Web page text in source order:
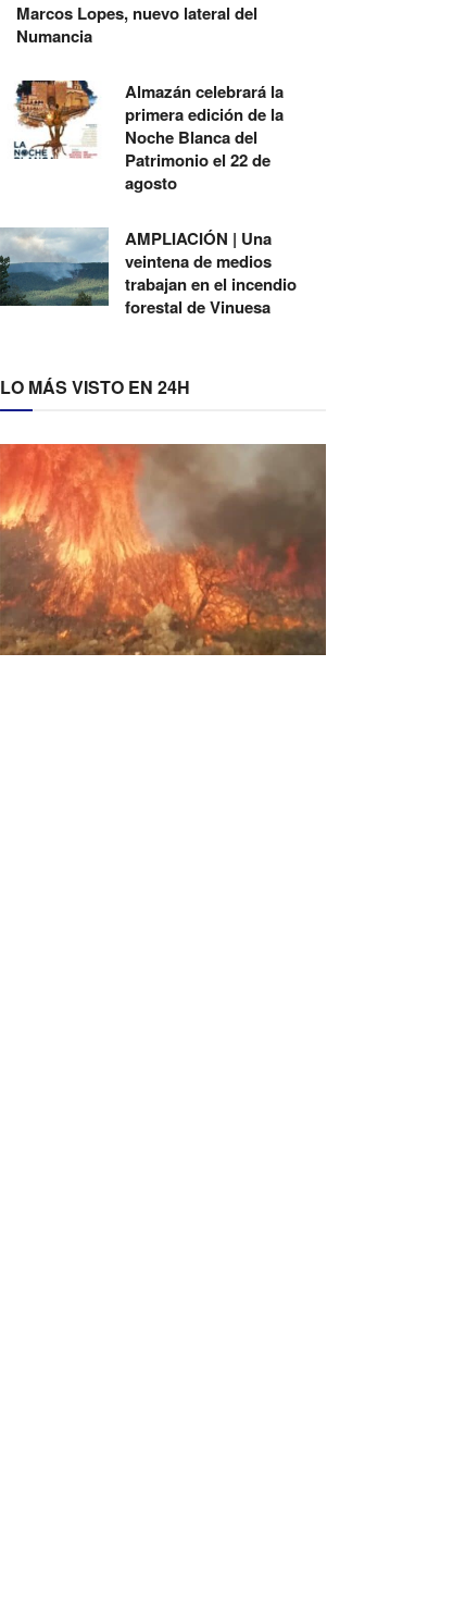
Marcos Lopes, nuevo lateral del
Numancia
Almazán celebrará la
primera edición de la
Noche Blanca del
Patrimonio el 22 de
agosto
AMPLIACIÓN | Una
veintena de medios
trabajan en el incendio
forestal de Vinuesa
LO MÁS VISTO EN 24H